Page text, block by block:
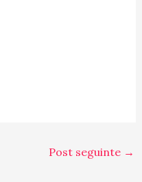
Post seguinte →